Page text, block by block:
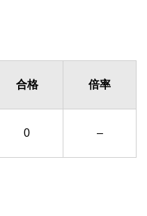
合格 倍率
0 –